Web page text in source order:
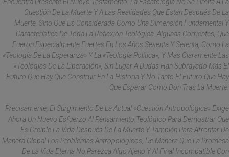
Cuestión De La Muerte Y A Las Realidades Que Están Después De La
Muerte, Sino Que Es Considerada Como Una Dimensión Fundamental Y
Característica De Toda La Reflexión Teológica. Algunas Corrientes, Que
Fueron Especialmente Fuertes En Los Años Sesenta Y Setenta, Como La
«teología De La Esperanza» Y La «teología Política», Y Más Claramente Las
«teologías De La Liberación», Sin Lugar A Dudas Han Subrayado Más El
Futuro Que Hay Que Construir En La Historia Y No Tanto El Futuro Que Hay
Que Esperar Como Don Tras La Muerte.
Precisamente, El Surgimiento De La Actual «cuestión Antropológica» Exige
Ahora Un Nuevo Esfuerzo Al Pensamiento Teológico Para Demostrar Que
Es Creíble La Vida Después De La Muerte Y También Para Afrontar De
Manera Global Los Problemas Antropológicos, De Manera Que La Promesa
De La Vida Eterna No Parezca Algo Ajeno Y Al Final Incompatible Con